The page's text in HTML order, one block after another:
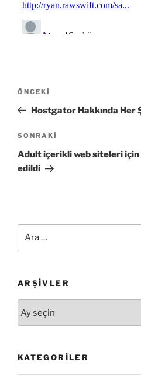
Yazı
Önceki
Yazı
ÖNCEKI
Hostgator Hakkında Her
Sonraki
Yazı
SONRAKI
Adult içerikli web siteleri için
edildi
ARŞIVLER
KATEGORILER